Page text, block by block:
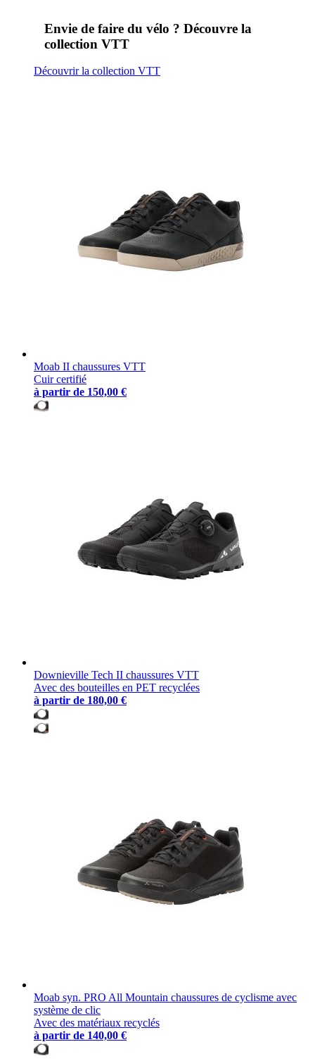
Envie de faire du vélo ? Découvre la
collection VTT
Découvrir la collection VTT
Moab II chaussures VTT
Cuir certifié
à partir de 150,00 €
Downieville Tech II chaussures VTT
Avec des bouteilles en PET recyclées
à partir de 180,00 €
Moab syn. PRO All Mountain chaussures de cyclisme avec
système de clic
Avec des matériaux recyclés
à partir de 140,00 €